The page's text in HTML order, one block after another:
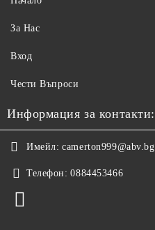
За Нас
Вход
Чести Въпроси
Информация за контакти:
Имейл: camerton999@abv.bg
Телефон: 0884453466